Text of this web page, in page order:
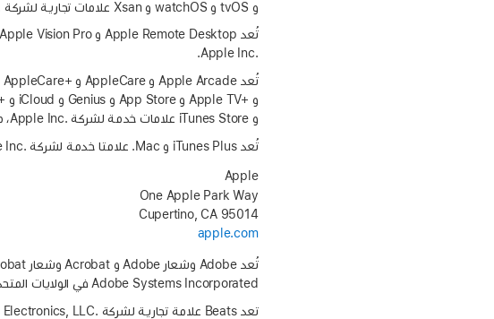
و tvOS و watchOS و Xsan علامات تجارية لشركة Apple Inc.‎، مسجلة في الولايات المتحدة وبلدان ومناطق أخرى.
Apple Inc.‎.
و iTunes Store علامات خدمة لشركة Apple Inc.‎، مسجلة في الولايات المتحدة وبلدان ومناطق أخرى.
تُعد iTunes Plus و ‎.Mac علامتا خدمة لشركة Apple Inc.‎.
Apple‏
One Apple Park Way
Cupertino, CA 95014
apple.com
Adobe Systems Incorporated في الولايات المتحدة و/أو دول أخرى.
تعد Beats علامة تجارية لشركة Beats Electronics, LLC.‎، مسجلة في الولايات المتحدة ودول أخرى.